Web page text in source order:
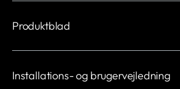
Produktblad
Installations- og brugervejledning